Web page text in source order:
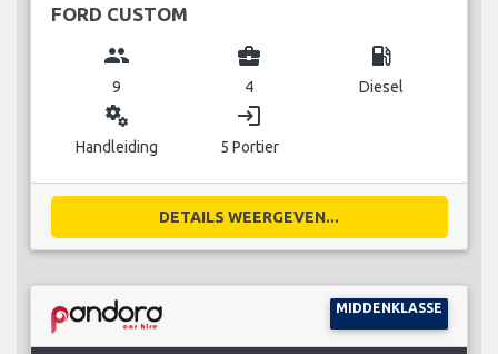
FORD CUSTOM
group
9
business_center
4
local_gas_station
Diesel
miscellaneous_services
Handleiding
login
5 Portier
DETAILS WEERGEVEN...
MIDDENKLASSE